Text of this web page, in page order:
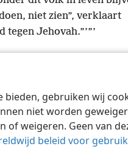
gebruiken wij
niet worden
weigeren. Geen van
beleid voor
niet zien”, verklaart
Jehovah.”’”’
of Pennsylvania